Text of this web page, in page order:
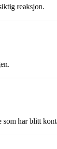
reaksjon.
har blitt